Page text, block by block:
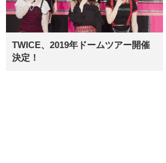
TWICE、2019年ドームツアー開催
決定！